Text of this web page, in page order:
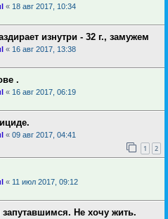
« 18 авг 2017, 10:34
изнутри - 32 г., замужем
« 16 авг 2017, 13:38
.
« 16 авг 2017, 06:19
« 09 авг 2017, 04:41
1 2
« 11 июл 2017, 09:12
Не хочу жить.